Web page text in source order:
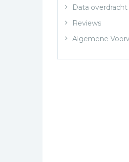
Geschiedenis
Israël /
Kinder- en
Data overdracht
Reviews
Algemene